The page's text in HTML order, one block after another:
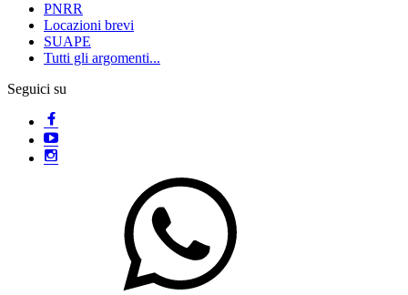
PNRR
Locazioni brevi
SUAPE
Tutti gli argomenti...
Seguici su